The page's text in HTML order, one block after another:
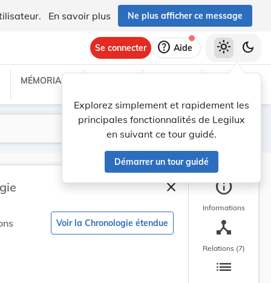
En savoir plus Ne plus afficher ce message
Se connecter help Aide
Explorez simplement et rapidement les
principales fonctionnalités de Legilux
en suivant ce tour guidé.
Démarrer un tour guidé
light_mode dark_mode
MÉMORIAL C
Lancer la recherche
Filtres
closeFermer la barre
Voir la Chronologie étendue
info
Informations
device_hub
Relations (7)
list